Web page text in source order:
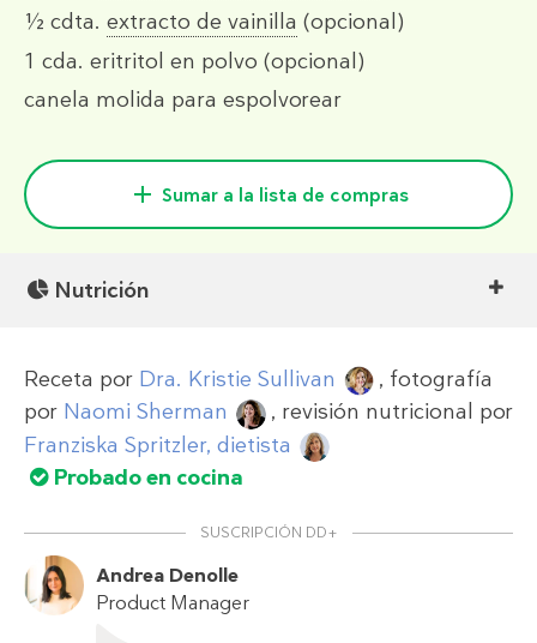
½ cdta. extracto de vainilla (opcional)
1 cda. eritritol en polvo (opcional)
canela molida para espolvorear
Sumar a la lista de compras
Nutrición
Receta por Dra. Kristie Sullivan
, fotografía
por Naomi Sherman
, revisión nutricional por
Franziska Spritzler, dietista
Probado en cocina
SUSCRIPCIÓN DD+
Andrea Denolle
Product Manager